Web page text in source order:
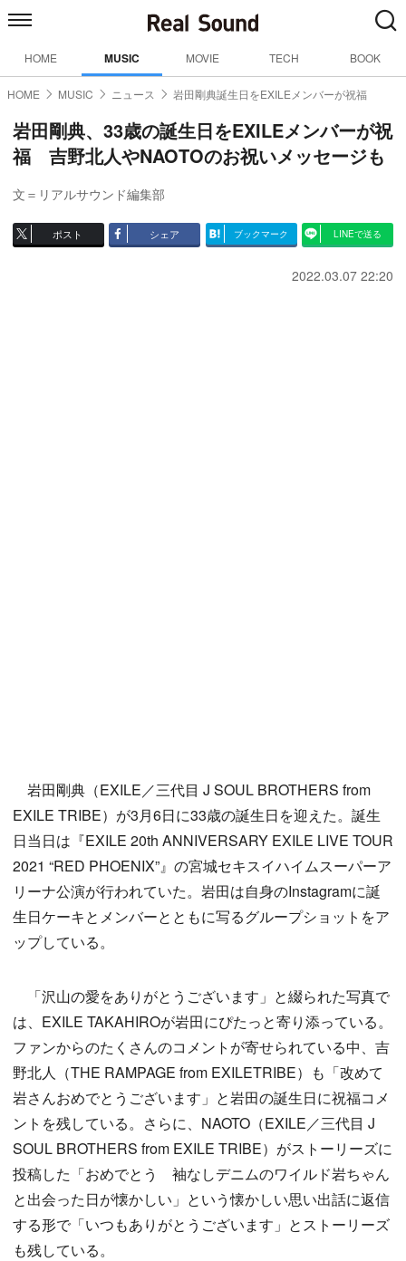
HOME MUSIC MOVIE TECH BOOK
HOME MUSIC ニュース 岩田剛典誕生日をEXILEメンバーが祝福
岩田剛典、33歳の誕生日をEXILEメンバーが祝
福 吉野北人やNAOTOのお祝いメッセージも
文＝リアルサウンド編集部
ポスト シェア ブックマーク LINEで送る
2022.03.07 22:20
岩田剛典（EXILE／三代目 J SOUL BROTHERS from
EXILE TRIBE）が3月6日に33歳の誕生日を迎えた。誕生
日当日は『EXILE 20th ANNIVERSARY EXILE LIVE TOUR
2021 “RED PHOENIX”』の宮城セキスイハイムスーパーア
リーナ公演が行われていた。岩田は自身のInstagramに誕
生日ケーキとメンバーとともに写るグループショットをア
ップしている。
「沢山の愛をありがとうございます」と綴られた写真で
は、EXILE TAKAHIROが岩田にぴたっと寄り添っている。
ファンからのたくさんのコメントが寄せられている中、吉
野北人（THE RAMPAGE from EXILETRIBE）も「改めて
岩さんおめでとうございます」と岩田の誕生日に祝福コメ
ントを残している。さらに、NAOTO（EXILE／三代目 J
SOUL BROTHERS from EXILE TRIBE）がストーリーズに
投稿した「おめでとう 袖なしデニムのワイルド岩ちゃん
と出会った日が懐かしい」という懐かしい思い出話に返信
する形で「いつもありがとうございます」とストーリーズ
も残している。